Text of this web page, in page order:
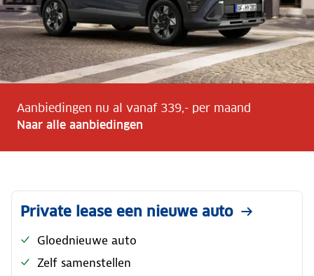
Aanbiedingen nu al vanaf 339,- per maand
Naar alle aanbiedingen
Private lease een nieuwe auto
Gloednieuwe auto
Zelf samenstellen